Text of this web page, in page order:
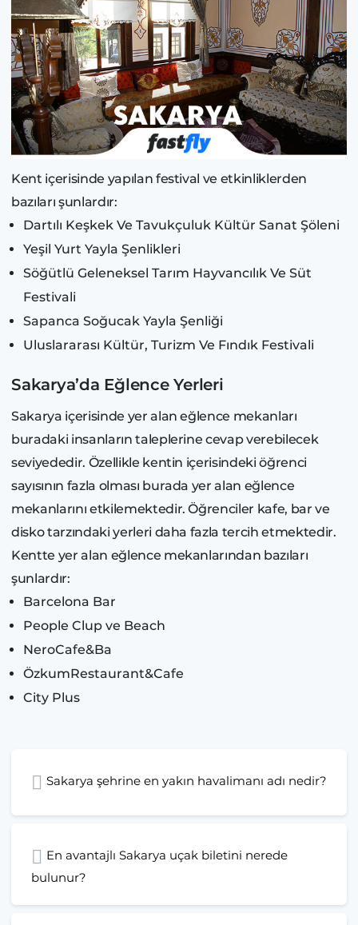
Kent içerisinde yapılan festival ve etkinliklerden
bazıları şunlardır:
Dartılı Keşkek Ve Tavukçuluk Kültür Sanat Şöleni
Yeşil Yurt Yayla Şenlikleri
Söğütlü Geleneksel Tarım Hayvancılık Ve Süt
Festivali
Sapanca Soğucak Yayla Şenliği
Uluslararası Kültür, Turizm Ve Fındık Festivali
Sakarya’da Eğlence Yerleri
Sakarya içerisinde yer alan eğlence mekanları
buradaki insanların taleplerine cevap verebilecek
seviyededir. Özellikle kentin içerisindeki öğrenci
sayısının fazla olması burada yer alan eğlence
mekanlarını etkilemektedir. Öğrenciler kafe, bar ve
disko tarzındaki yerleri daha fazla tercih etmektedir.
Kentte yer alan eğlence mekanlarından bazıları
şunlardır:
Barcelona Bar
People Clup ve Beach
NeroCafe&Ba
ÖzkumRestaurant&Cafe
City Plus
Sakarya şehrine en yakın havalimanı adı nedir?
En avantajlı Sakarya uçak biletini nerede
bulunur?